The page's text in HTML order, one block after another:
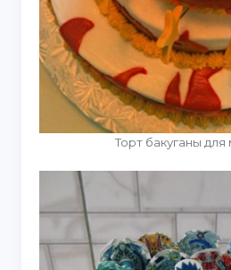
Торт бакуганы для